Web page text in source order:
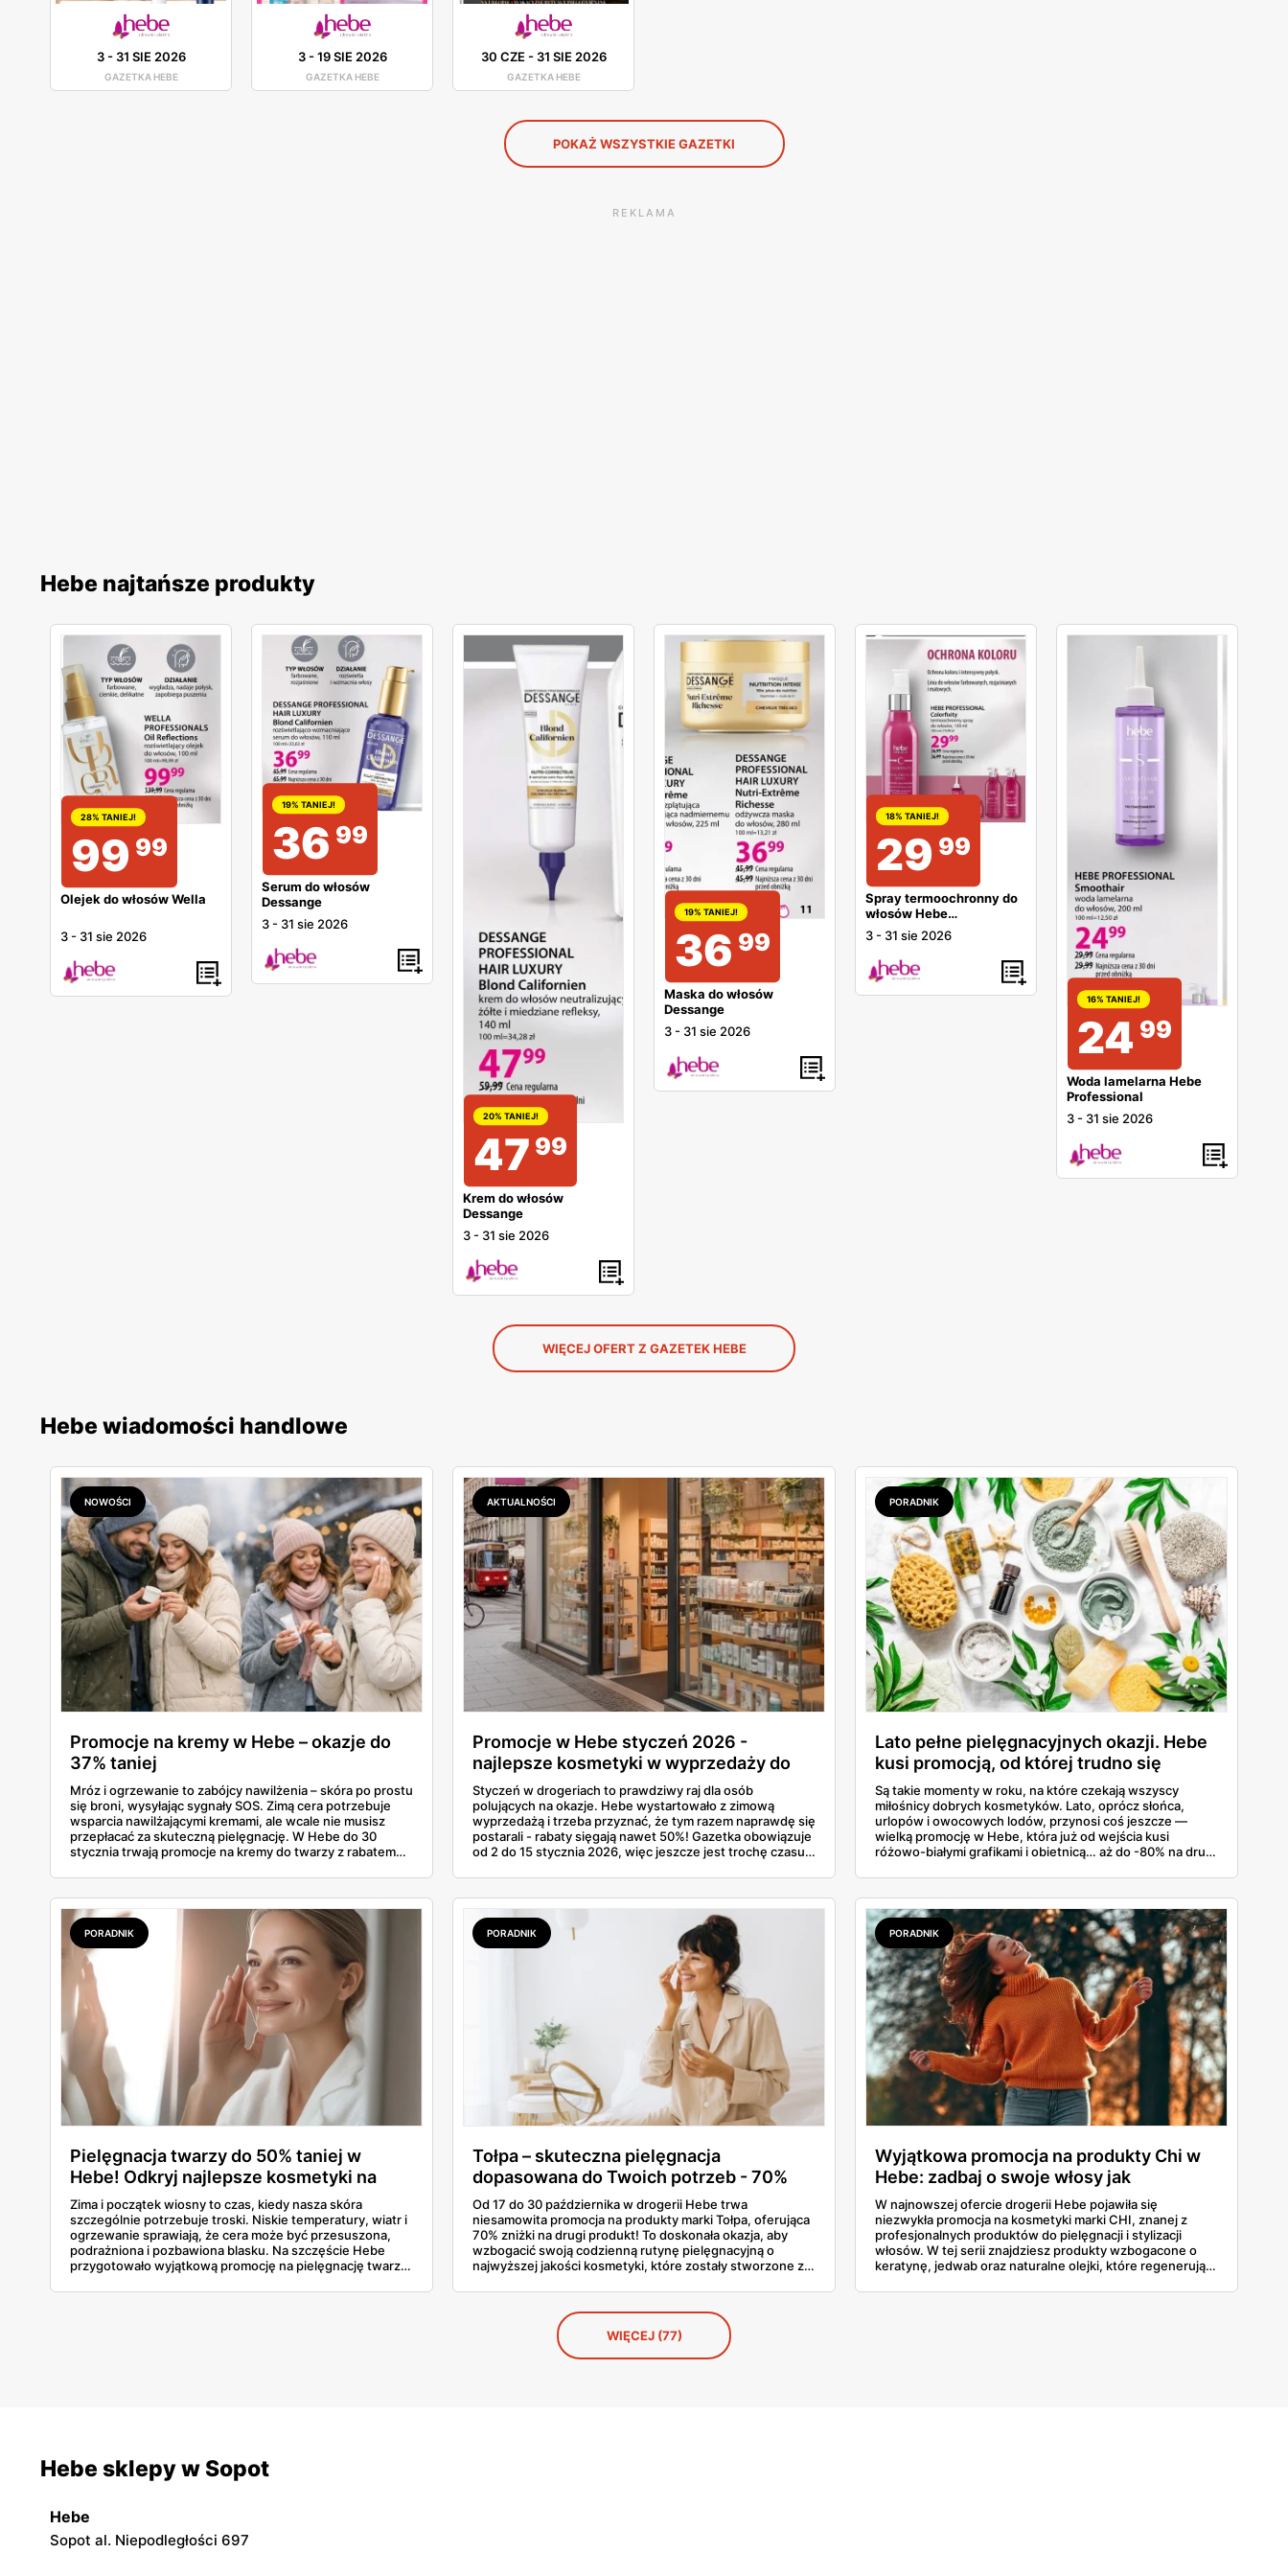
3- 31 SIE 2026
GAZETKA HEBE
3-19 SIE 2026
GAZETKA HEBE
30 CZE - 31 SIE 2026
GAZETKA HEBE
POKAŻ WSZYSTKIE GAZETKI
REKLAMA
Hebe najtańsze produkty
28% TANIEJ!
99 99
Olejek do włosów Wella
3 - 31 sie 2026
19% TANIEJ!
36 99
Serum do włosów
Dessange
3 - 31 sie 2026
20% TANIEJ!
47 99
Krem do włosów
Dessange
3 - 31 sie 2026
19% TANIEJ!
36 99
Maska do włosów
Dessange
3 - 31 sie 2026
18% TANIEJ!
29 99
Spray termoochronny do
włosów Hebe
Professional
3 - 31 sie 2026
16% TANIEJ!
24 99
Woda lamelarna Hebe
Professional
3 - 31 sie 2026
WIĘCEJ OFERT Z GAZETEK HEBE
Hebe wiadomości handlowe
NOWOŚCI
Promocje na kremy w Hebe – okazje do
37% taniej
Mróz i ogrzewanie to zabójcy nawilżenia – skóra po prostu
się broni, wysyłając sygnały SOS. Zimą cera potrzebuje
wsparcia nawilżającymi kremami, ale wcale nie musisz
przepłacać za skuteczną pielęgnację. W Hebe do 30
stycznia trwają promocje na kremy do twarzy z rabatem
odżywcze kosmetyki koreańskie, jak i sprawdzone polskie
dermokosmetyki. Sprawdź, które produkty warto zgarnąć,
zanim wyprzedaż się skończy.
AKTUALNOŚCI
Promocje w Hebe styczeń 2026 -
najlepsze kosmetyki w wyprzedaży do
-50%
Styczeń w drogeriach to prawdziwy raj dla osób
polujących na okazje. Hebe wystartowało z zimową
wyprzedażą i trzeba przyznać, że tym razem naprawdę się
postarali - rabaty sięgają nawet 50%! Gazetka obowiązuje
od 2 do 15 stycznia 2026, więc jeszcze jest trochę czasu,
po luksusowe perfumy - każdy znajdzie coś dla siebie.
PORADNIK
Lato pełne pielęgnacyjnych okazji. Hebe
kusi promocją, od której trudno się
oderwać
Są takie momenty w roku, na które czekają wszyscy
miłośnicy dobrych kosmetyków. Lato, oprócz słońca,
urlopów i owocowych lodów, przynosi coś jeszcze —
wielką promocję w Hebe, która już od wejścia kusi
różowo-białymi grafikami i obietnicą… aż do -80% na drugi
koszyka kolejny szampon Anwen, maskarę Eveline czy
może serum Claresa — to ten moment, kiedy naprawdę
warto.
PORADNIK
Pielęgnacja twarzy do 50% taniej w
Hebe! Odkryj najlepsze kosmetyki na
zimowe dni
Zima i początek wiosny to czas, kiedy nasza skóra
szczególnie potrzebuje troski. Niskie temperatury, wiatr i
ogrzewanie sprawiają, że cera może być przesuszona,
podrażniona i pozbawiona blasku. Na szczęście Hebe
przygotowało wyjątkową promocję na pielęgnację twarzy
okazja, by wzbogacić swoją kosmetyczkę o sprawdzone
PORADNIK
Tołpa – skuteczna pielęgnacja
dopasowana do Twoich potrzeb - 70%
taniej w Hebe?
Od 17 do 30 października w drogerii Hebe trwa
niesamowita promocja na produkty marki Tołpa, oferująca
70% zniżki na drugi produkt! To doskonała okazja, aby
wzbogacić swoją codzienną rutynę pielęgnacyjną o
najwyższej jakości kosmetyki, które zostały stworzone z
PORADNIK
Wyjątkowa promocja na produkty Chi w
Hebe: zadbaj o swoje włosy jak
profesjonalista
W najnowszej ofercie drogerii Hebe pojawiła się
niezwykła promocja na kosmetyki marki CHI, znanej z
profesjonalnych produktów do pielęgnacji i stylizacji
włosów. W tej serii znajdziesz produkty wzbogacone o
keratynę, jedwab oraz naturalne olejki, które regenerują,
wygląd. Oto, co możesz znaleźć w promocyjnej ofercie:
WIĘCEJ (77)
Hebe sklepy w Sopot
Hebe
Sopot al. Niepodległości 697